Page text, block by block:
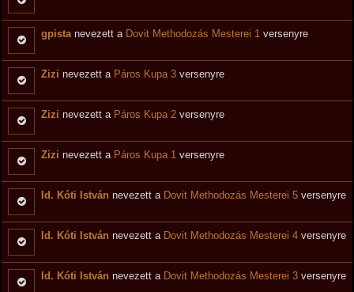
gpistanevezett a Dovit Methodozás Mesterei 1 versenyre
Zizi nevezett a Páros Kupa 3 versenyre
Zizi nevezett a Páros Kupa 2 versenyre
Zizi nevezett a Páros Kupa 1 versenyre
Id. Kóti István nevezett a Dovit Methodozás Mesterei 5 versenyre
Id. Kóti István nevezett a Dovit Methodozás Mesterei 4 versenyre
Id. Kóti István nevezett a Dovit Methodozás Mesterei 3 versenyre